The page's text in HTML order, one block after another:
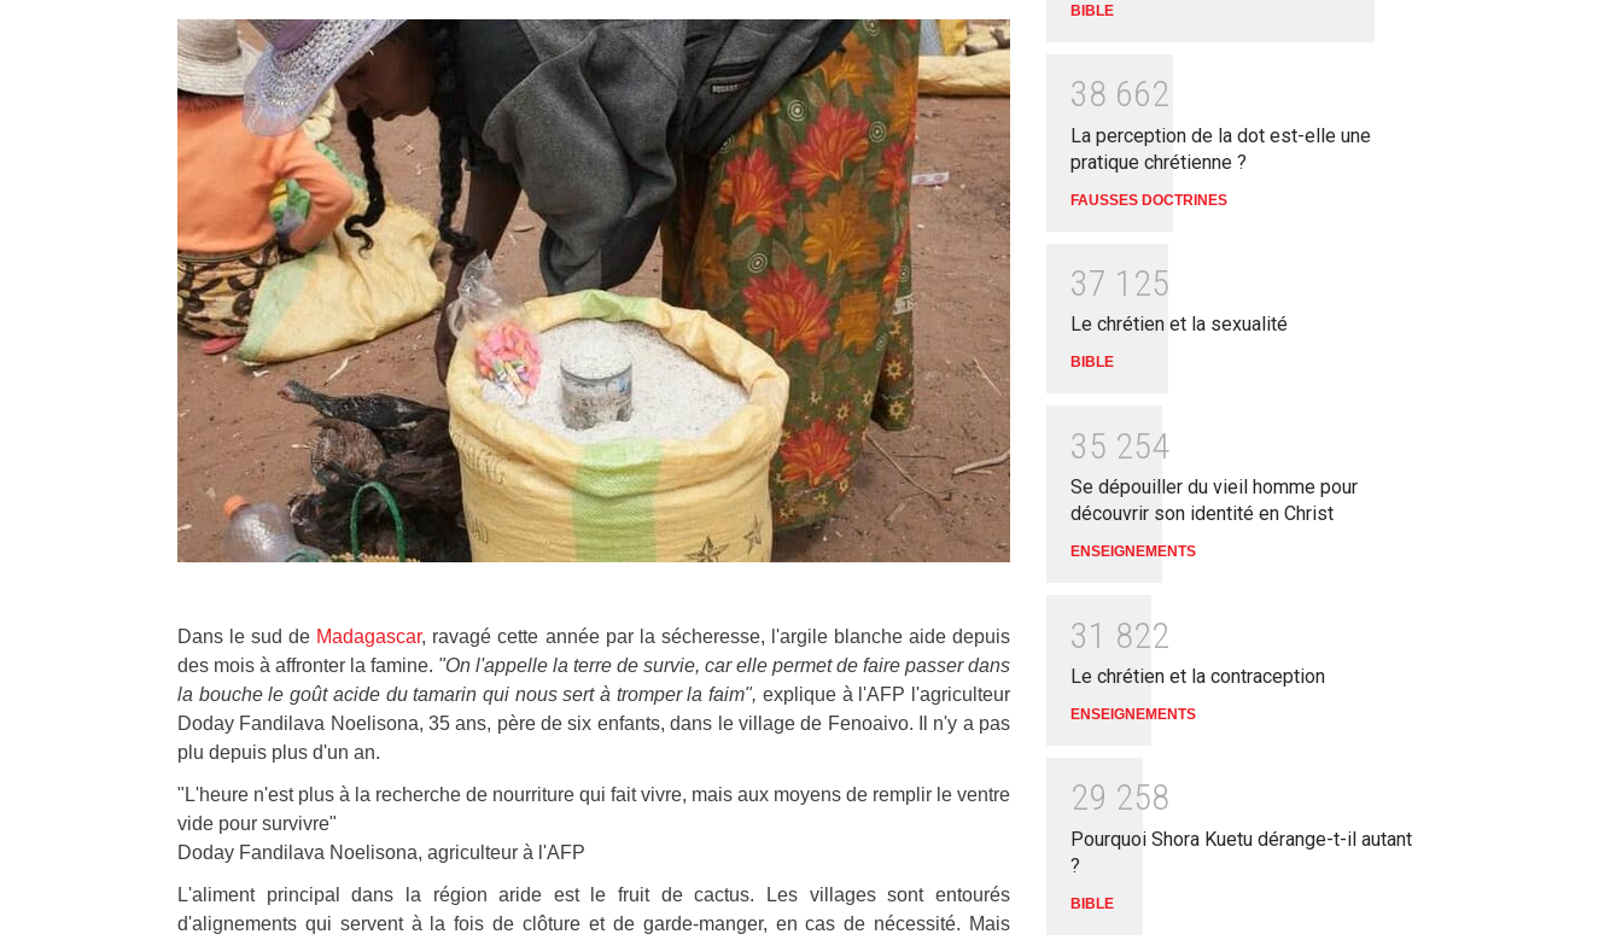
Dans le sud de Madagascar, ravagé cette année par la sécheresse, l'argile blanche aide depuis
des mois à affronter la famine. "On l'appelle la terre de survie, car elle permet de faire passer dans
la bouche le goût acide du tamarin qui nous sert à tromper la faim", explique à l'AFP l'agriculteur
Doday Fandilava Noelisona, 35 ans, père de six enfants, dans le village de Fenoaivo. Il n'y a pas
plu depuis plus d'un an.
"L'heure n'est plus à la recherche de nourriture qui fait vivre, mais aux moyens de remplir le ventre
vide pour survivre"
Doday Fandilava Noelisona, agriculteur à l'AFP
L'aliment principal dans la région aride est le fruit de cactus. Les villages sont entourés
d'alignements qui servent à la fois de clôture et de garde-manger, en cas de nécessité. Mais
BIBLE
38 662
La perception de la dot est-elle une
pratique chrétienne ?
FAUSSES DOCTRINES
37 1 25
Le chrétien et la sexualité
BIBLE
35 254
Se dépouiller du vieil homme pour
découvrir son identité en Christ
ENSEIGNEMENTS
31 822
Le chrétien et la contraception
ENSEIGNEMENTS
29 258
Pourquoi Shora Kuetu dérange-t-il autant
?
BIBLE